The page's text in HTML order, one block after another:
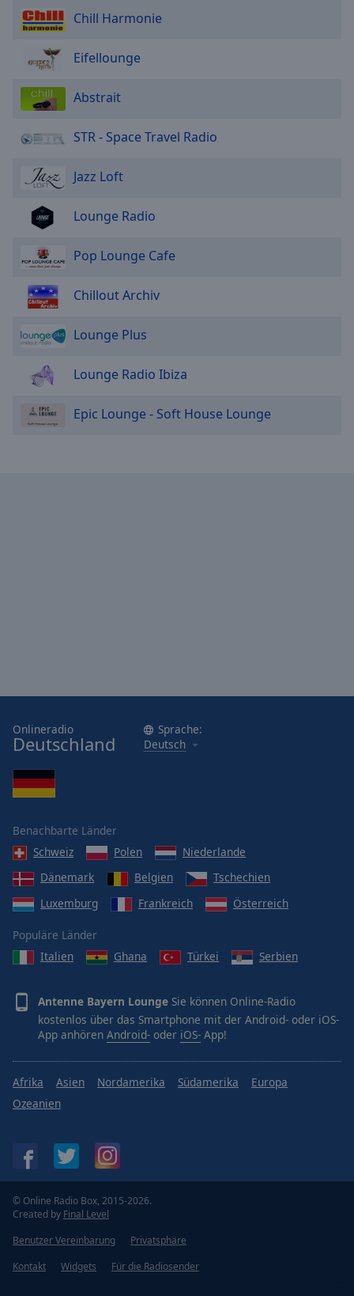
Chill Harmonie
Eifellounge
Abstrait
STR - Space Travel Radio
Jazz Loft
Lounge Radio
Pop Lounge Cafe
Chillout Archiv
Lounge Plus
Lounge Radio Ibiza
Epic Lounge - Soft House Lounge
Onlineradio
Deutschland
Sprache:
Deutsch
Benachbarte Länder
Schweiz
Polen
Niederlande
Dänemark
Belgien
Tschechien
Luxemburg
Frankreich Österreich
Populäre Länder
Italien
Ghana Türkei Serbien
Antenne Bayern Lounge Sie können Online-Radio
kostenlos über das Smartphone mit der Android- oder iOS-
App anhören Android- oder iOS- App!
Afrika Asien Nordamerika Südamerika
Europa
Ozeanien
© Online Radio Box, 2015-2026.
Created by Final Level
Benutzer Vereinbarung
Privatsphäre
Kontakt
Widgets Für die Radiosender